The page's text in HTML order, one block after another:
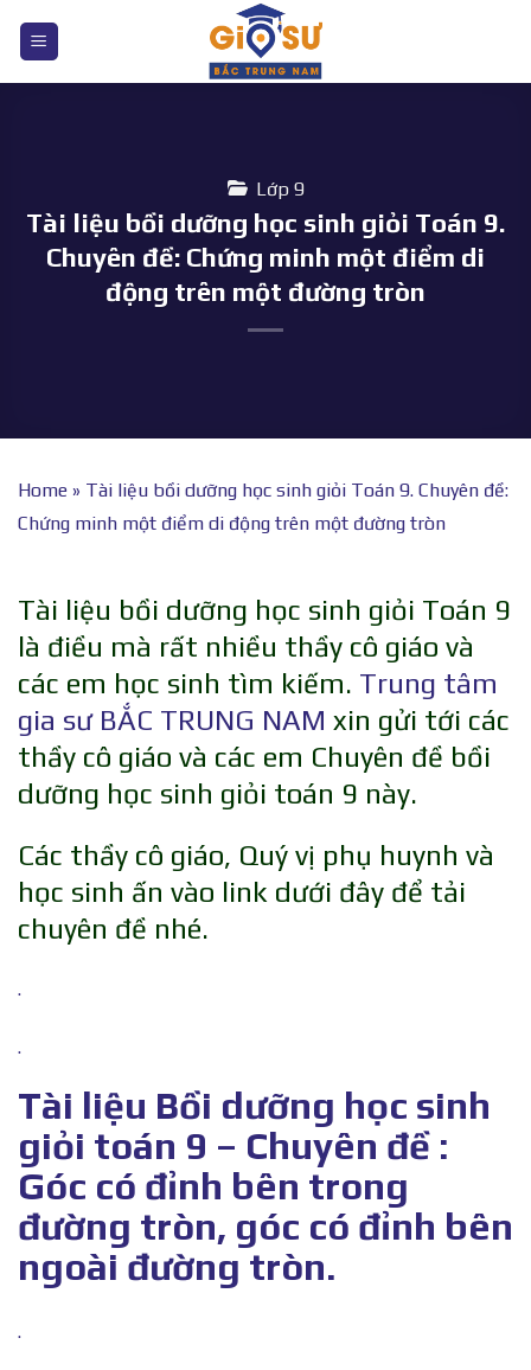
nội
Lớp 9
Tài liệu bồi dưỡng học sinh giỏi Toán 9.
Chuyên đề: Chứng minh một điểm di
động trên một đường tròn
Home » Tài liệu bồi dưỡng học sinh giỏi Toán 9. Chuyên đề:
Chứng minh một điểm di động trên một đường tròn
Tài liệu bồi dưỡng học sinh giỏi Toán 9
là điều mà rất nhiều thầy cô giáo và
các em học sinh tìm kiếm. Trung tâm
gia sư BẮC TRUNG NAM xin gửi tới các
thầy cô giáo và các em Chuyên đề bồi
dưỡng học sinh giỏi toán 9 này.
Các thầy cô giáo, Quý vị phụ huynh và
học sinh ấn vào link dưới đây để tải
chuyên đề nhé.
.
.
Tài liệu Bồi dưỡng học sinh
giỏi toán 9 – Chuyên đề :
Góc có đỉnh bên trong
đường tròn, góc có đỉnh bên
ngoài đường tròn.
.